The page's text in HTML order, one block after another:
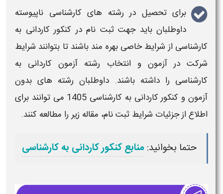
برای تحصیل در رشته های کارشناسی ناپیوسته
داوطلبان باید جهتثبت نام در کنکور کاردانی به
کارشناسی از شرایط خاصی بهره مند باشند تا بتوانند شرایط
شرکت در آزمون و انتخاب رشته آزمون کاردانی به
کارشناسی را داشته باشند. داوطلبان رشته های بدون
آزمون و کنکور کاردانی به کارشناسی 1405
می توانند برای
اطلاع از جزئیات شرایط ثبت نام، مقاله زیر را مطالعه کنند.
حتما بخوانید:منابع کنکور کاردانی به کارشناسی